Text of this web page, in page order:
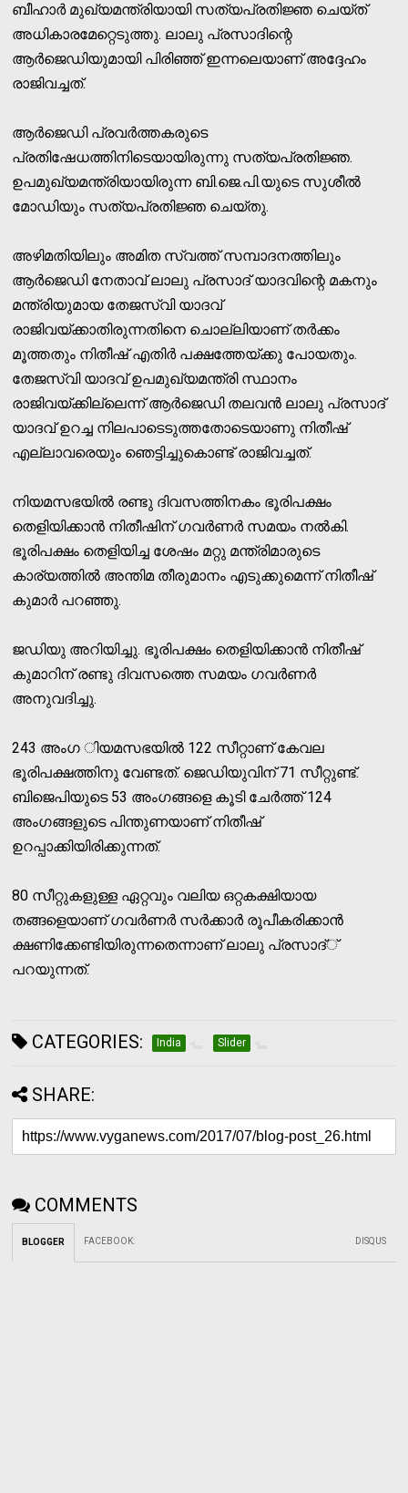
ബീഹാര്‍ മുഖ്യമന്ത്രിയായി സത്യപ്രതിജ്ഞ ചെയ്ത്
അധികാരമേറ്റെടുത്തു. ലാലു പ്രസാദിന്റെ
ആര്‍ജെഡിയുമായി പിരിഞ്ഞ് ഇന്നലെയാണ് അദ്ദേഹം
രാജിവച്ചത്.
ആര്‍ജെഡി പ്രവര്‍ത്തകരുടെ
പ്രതിഷേധത്തിനിടെയായിരുന്നു സത്യപ്രതിജ്ഞ.
ഉപമുഖ്യമന്ത്രിയായിരുന്ന ബി.ജെ.പി.യുടെ സുശീല്‍
മോഡിയും സത്യപ്രതിജ്ഞ ചെയ്തു.
അഴിമതിയിലും അമിത സ്വത്ത് സമ്പാദനത്തിലും
ആര്‍ജെഡി നേതാവ് ലാലു പ്രസാദ് യാദവിന്റെ മകനും
മന്ത്രിയുമായ തേജസ്വി യാദവ്
രാജിവയ്ക്കാതിരുന്നതിനെ ചൊല്ലിയാണ് തര്‍ക്കം
മൂത്തതും നിതീഷ് എതിര്‍ പക്ഷത്തേയ്ക്കു പോയതും.
തേജസ്വി യാദവ് ഉപമുഖ്യമന്ത്രി സ്ഥാനം
രാജിവയ്ക്കില്ലെന്ന് ആര്‍ജെഡി തലവന്‍ ലാലു പ്രസാദ്
യാദവ് ഉറച്ച നിലപാടെടുത്തതോടെയാണു നിതീഷ്
എല്ലാവരെയും ഞെട്ടിച്ചുകൊണ്ട് രാജിവച്ചത്.
നിയമസഭയില്‍ രണ്ടു ദിവസത്തിനകം ഭൂരിപക്ഷം
തെളിയിക്കാന്‍ നിതീഷിന് ഗവര്‍ണര്‍ സമയം നല്‍കി.
ഭൂരിപക്ഷം തെളിയിച്ച ശേഷം മറ്റു മന്ത്രിമാരുടെ
കാര്യത്തില്‍ അന്തിമ തീരുമാനം എടുക്കുമെന്ന് നിതീഷ്
കുമാര്‍ പറഞ്ഞു.
ജഡിയു അറിയിച്ചു. ഭൂരിപക്ഷം തെളിയിക്കാന്‍ നിതീഷ്
കുമാറിന് രണ്ടു ദിവസത്തെ സമയം ഗവര്‍ണര്‍
അനുവദിച്ചു.
243 അംഗ ിയമസഭയില്‍ 122 സീറ്റാണ് കേവല
ഭൂരിപക്ഷത്തിനു വേണ്ടത്. ജെഡിയുവിന് 71 സീറ്റുണ്ട്.
ബിജെപിയുടെ 53 അംഗങ്ങളെ കൂടി ചേര്‍ത്ത് 124
അംഗങ്ങളുടെ പിന്തുണയാണ് നിതീഷ്
ഉറപ്പാക്കിയിരിക്കുന്നത്.
80 സീറ്റുകളുള്ള ഏറ്റവും വലിയ ഒറ്റകക്ഷിയായ
തങ്ങളെയാണ് ഗവര്‍ണര്‍ സര്‍ക്കാര്‍ രൂപീകരിക്കാന്‍
ക്ഷണിക്കേണ്ടിയിരുന്നതെന്നാണ് ലാലു പ്രസാദ്്
പറയുന്നത്.
CATEGORIES: India Slider
SHARE:
COMMENTS
BLOGGER FACEBOOK: DISQUS